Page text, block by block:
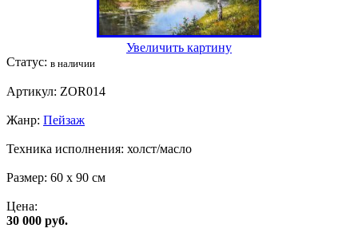
Увеличить картину
Статус: в наличии
Артикул: ZOR014
Жанр: Пейзаж
Техника исполнения: холст/масло
Размер: 60 x 90 см
Цена:
30 000 руб.